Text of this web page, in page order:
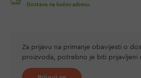
Dostava na kućnu adresu.
Za prijavu na primanje obavijesti o
proizvoda, potrebno je biti prijavljeni